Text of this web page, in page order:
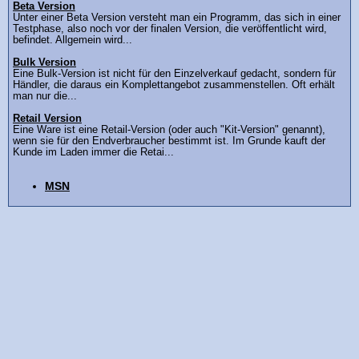
Beta Version
Unter einer Beta Version versteht man ein Programm, das sich in einer
Testphase, also noch vor der finalen Version, die veröffentlicht wird,
befindet. Allgemein wird...
Bulk Version
Eine Bulk-Version ist nicht für den Einzelverkauf gedacht, sondern für
Händler, die daraus ein Komplettangebot zusammenstellen. Oft erhält
man nur die...
Retail Version
Eine Ware ist eine Retail-Version (oder auch "Kit-Version" genannt),
wenn sie für den Endverbraucher bestimmt ist. Im Grunde kauft der
Kunde im Laden immer die Retai...
MSN